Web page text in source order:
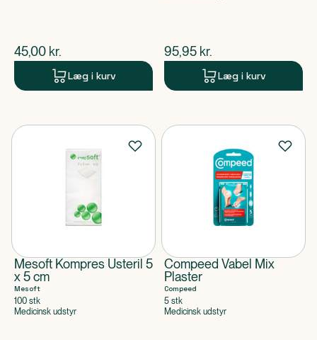
$nuværende pris
45,00 kr.
Læg i kurv
$nuværende pris
95,95 kr.
Læg i kurv
Mesoft Kompres Usteril 5
x 5 cm
Mesoft
100 stk
Medicinsk udstyr
Compeed Vabel Mix
Plaster
Compeed
5 stk
Medicinsk udstyr